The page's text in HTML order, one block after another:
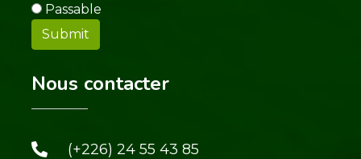
Passable
Nous contacter
(+226) 24 55 43 85